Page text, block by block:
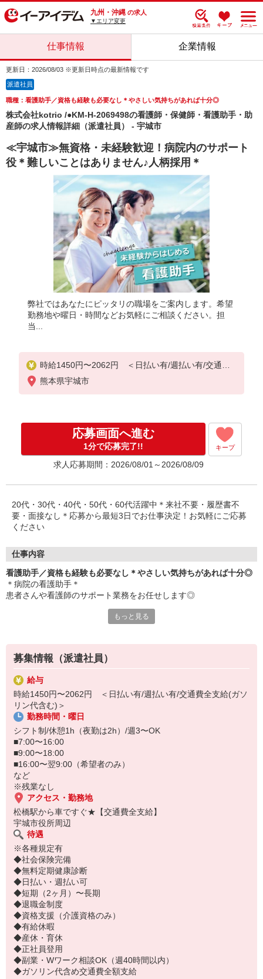
九州・沖縄 の求人
▼エリア変更
仕事情報 企業情報
更新日：2026/08/03 ※更新日時点の最新情報です
派遣社員
職種：看護助手／資格も経験も必要なし＊やさしい気持ちがあれば十分◎
株式会社kotrio /●KM-H-2069498の看護師・保健師・看護助手・助
産師の求人情報詳細（派遣社員） - 宇城市
≪宇城市≫無資格・未経験歓迎！病院内のサポート
役＊難しいことはありません♪人柄採用＊
弊社ではあなたにピッタリの職場をご案内します。希望
勤務地や曜日・時間などお気軽にご相談ください。担
当...
時給1450円〜2062円 ＜日払い有/週払い有/交通費
全支給(ガソリン代含む)＞
熊本県宇城市
応募画面へ進む
1分で応募完了!! キープ
求人応募期間：2026/08/01～2026/08/09
20代・30代・40代・50代・60代活躍中＊来社不要・履歴書不
要・面接なし＊応募から最短3日でお仕事決定！お気軽にご応募
ください
仕事内容
看護助手／資格も経験も必要なし＊やさしい気持ちがあれば十分◎
＊病院の看護助手＊
患者さんや看護師のサポート業務をお任せします◎
無資格・未経験歓迎！難しいことはありません♪
笑顔を大切にしながら、日々楽しく働きましょう♪
＜おもなお仕事＞
・食事や入浴などの生活サポート、介助
・医療器具の片づけや消毒
・患者さんの車いす誘導
・ベッドのシーツ交換
・病室の清掃
など
ご応募お待ちしております＊
もっと見る
募集情報（派遣社員）
給与
時給1450円〜2062円 ＜日払い有/週払い有/交通費全支給(ガソ
リン代含む)＞
勤務時間・曜日
シフト制/休憩1h（夜勤は2h）/週3〜OK
■7:00〜16:00
■9:00〜18:00
■16:00〜翌9:00（希望者のみ）
など
※残業なし
アクセス・勤務地
松橋駅から車ですぐ★【交通費全支給】
宇城市役所周辺
待遇
※各種規定有
◆社会保険完備
◆無料定期健康診断
◆日払い・週払い可
◆短期（2ヶ月）〜長期
◆退職金制度
◆資格支援（介護資格のみ）
◆有給休暇
◆産休・育休
◆正社員登用
◆副業・Wワーク相談OK（週40時間以内）
◆ガソリン代含め交通費全額支給